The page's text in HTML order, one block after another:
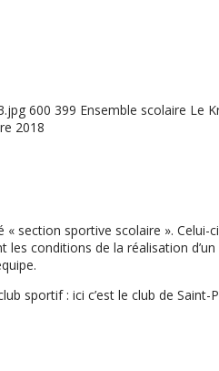
600 399 Ensemble scolaire Le
2018
section sportive scolaire ».
conditions de la réalisation
sportif : ici c’est le club de Saint-